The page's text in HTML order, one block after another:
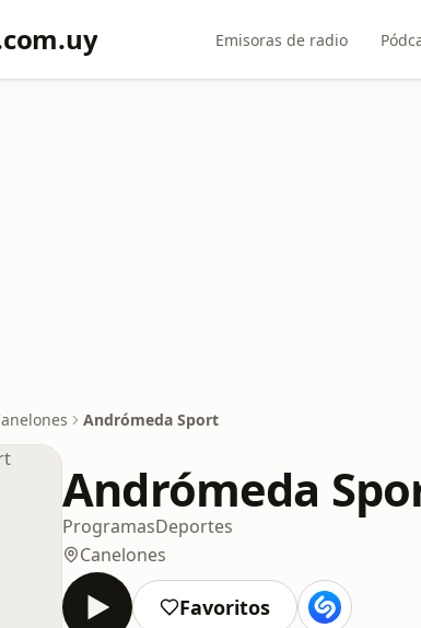
Emisoras de radio
Andrómeda Sport
Andrómeda
ProgramasDeportes
Canelones
Favoritos